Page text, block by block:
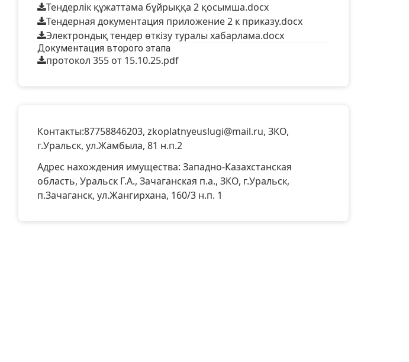
Тендерлік құжаттама бұйрыққа 2 қосымша.docx
Тендерная документация приложение 2 к приказу.docx
Электрондық тендер өткізу туралы хабарлама.docx
Документация второго этапа
протокол 355 от 15.10.25.pdf
Контакты:87758846203, zkoplatnyeuslugi@mail.ru, ЗКО,
г.Уральск, ул.Жамбыла, 81 н.п.2
Адрес нахождения имущества: Западно-Казахстанская
область, Уральск Г.А., Зачаганская п.а., ЗКО, г.Уральск,
п.Зачаганск, ул.Жангирхана, 160/3 н.п. 1